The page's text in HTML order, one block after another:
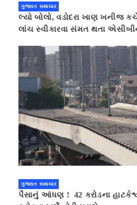
ગુજરાત સમાચાર
લ્યો બોલો, વડોદરા ખાણ ખનીજ
લાંચ સ્વીકારવા સંમત થતા
ગુજરાત સમાચાર
પૈસાનું આંધણ ! 42 કરોડના